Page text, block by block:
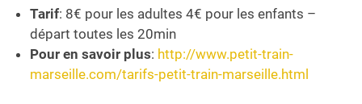
Tarif: 8€ pour les adultes 4€ pour les enfants –
départ toutes les 20min
Pour en savoir plus: http://www.petit-train-
marseille.com/tarifs-petit-train-marseille.html